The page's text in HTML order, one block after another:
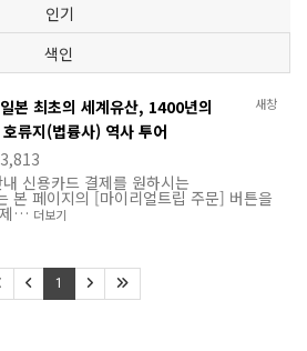
인기
색인
새창
본 최초의 세계유산, 1400년의
류지(법륭사) 역사 투어
3,813
신용카드 결제를 원하시는
본 페이지의 [마이리얼트립 주문] 버튼을
… 더보기
1